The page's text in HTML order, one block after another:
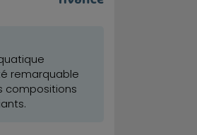
remarquable
compositions